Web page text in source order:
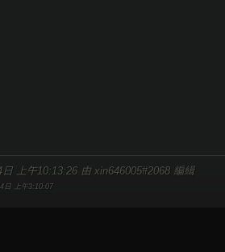
上午10:13:26 由 xin646005#2068 編緝
日 上午3:10:07